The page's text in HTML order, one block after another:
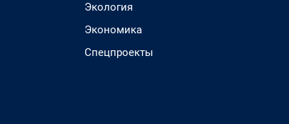
Экология
Экономика
Спецпроекты